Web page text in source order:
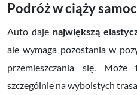
Podróż w ciąży
Auto daje największą
ale wymaga pozostania w
przemieszczania się.
szczególnie na wyboistych